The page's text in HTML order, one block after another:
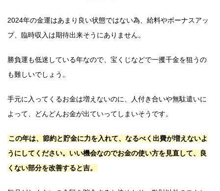
2024年の金運はあまり良い状態ではない為、給料やボーナスアッ
プ、臨時収入は期待出来そうにありません。
勝負運も低迷している年なので、宝くじなどで一攫千金を狙うの
も難しいでしょう。
手元に入ってくるお金は増えないのに、人付き合いや無駄遣いに
よって、どんどんお金が出ていってしまいそうです。
この年は、節約と貯金に力を入れて、なるべく出費が増えないよ
うにしてください。いい機会なのでお金の使い方を見直して、良
くない部分を改善すると吉。